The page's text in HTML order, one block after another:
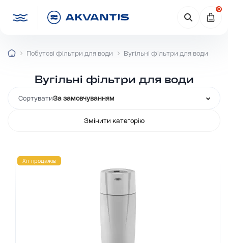
0
Побутові фільтри для води Вугільні фільтри для води
Вугільні фільтри для води
СортуватиЗа замовчуванням
Змінити категорію
Хіт продажів